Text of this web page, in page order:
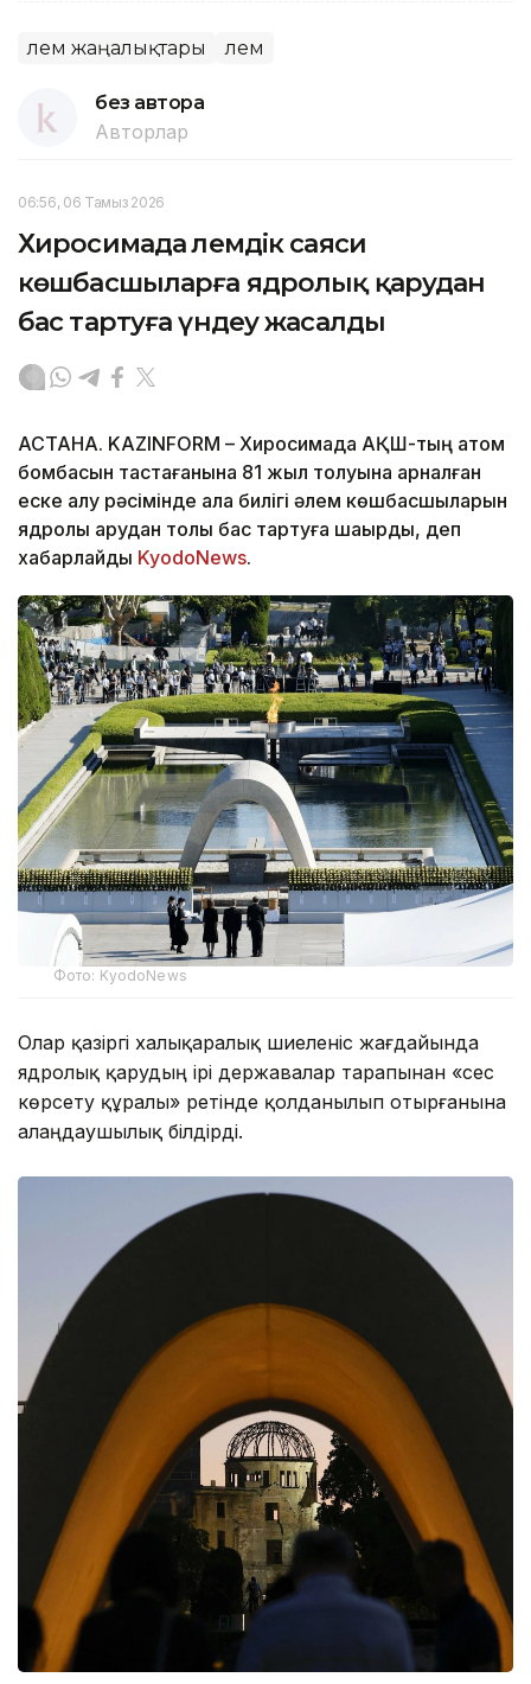
Әлем жаңалықтары Әлем
без автора
Авторлар
06:56, 06 Тамыз 2026
Хиросимада әлемдік саяси
көшбасшыларға ядролық қарудан
бас тартуға үндеу жасалды
АСТАНА. KAZINFORM – Хиросимада АҚШ-тың атом
бомбасын тастағанына 81 жыл толуына арналған
еске алу рәсімінде қала билігі әлем көшбасшыларын
ядролық қарудан толық бас тартуға шақырды, деп
хабарлайды KyodoNews.
Фото: KyodoNews
Олар қазіргі халықаралық шиеленіс жағдайында
ядролық қарудың ірі державалар тарапынан «сес
көрсету құралы» ретінде қолданылып отырғанына
алаңдаушылық білдірді.